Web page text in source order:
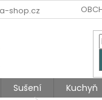
shop.cz
Sušení Kuchyň